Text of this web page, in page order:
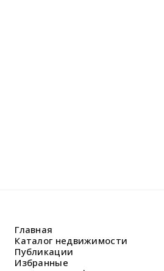
Главная
Каталог недвижимости
Публикации
Избранные